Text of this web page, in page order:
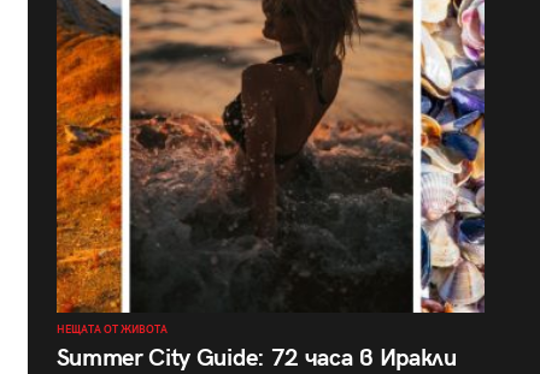
НЕЩАТА ОТ ЖИВОТА
Summer City Guide: 72 часа в Иракли